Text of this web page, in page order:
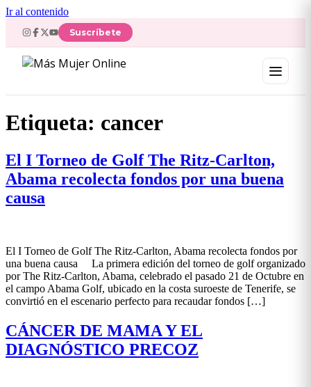
Ir al contenido
Suscríbete
Etiqueta: cancer
El I Torneo de Golf The Ritz-Carlton,
Abama recolecta fondos por una buena
causa
El I Torneo de Golf The Ritz-Carlton, Abama recolecta fondos por
una buena causa La primera edición del torneo de golf organizado
por The Ritz-Carlton, Abama, celebrado el pasado 21 de Octubre en
el campo Abama Golf, ubicado en la costa suroeste de Tenerife, se
convirtió en el escenario perfecto para recaudar fondos […]
CÁNCER DE MAMA Y EL
DIAGNÓSTICO PRECOZ